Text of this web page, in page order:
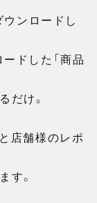
ンロードし
ドした「商品
だけ。
店舗様のレポ
す。